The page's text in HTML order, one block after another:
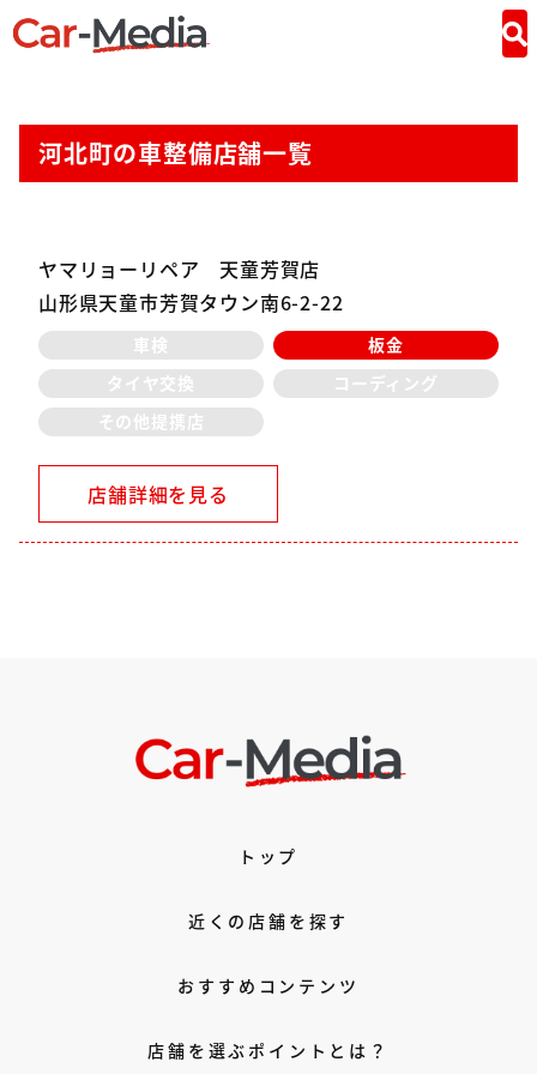
河北町の車整備店舗一覧
ヤマリョーリペア 天童芳賀店
山形県天童市芳賀タウン南6-2-22
車検
板金
タイヤ交換
コーディング
その他提携店
店舗詳細を見る
トップ
近くの店舗を探す
おすすめコンテンツ
店舗を選ぶポイントとは？